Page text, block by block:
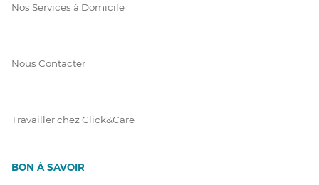
Nos Services à Domicile
Nous Contacter
Travailler chez Click&Care
BON À SAVOIR